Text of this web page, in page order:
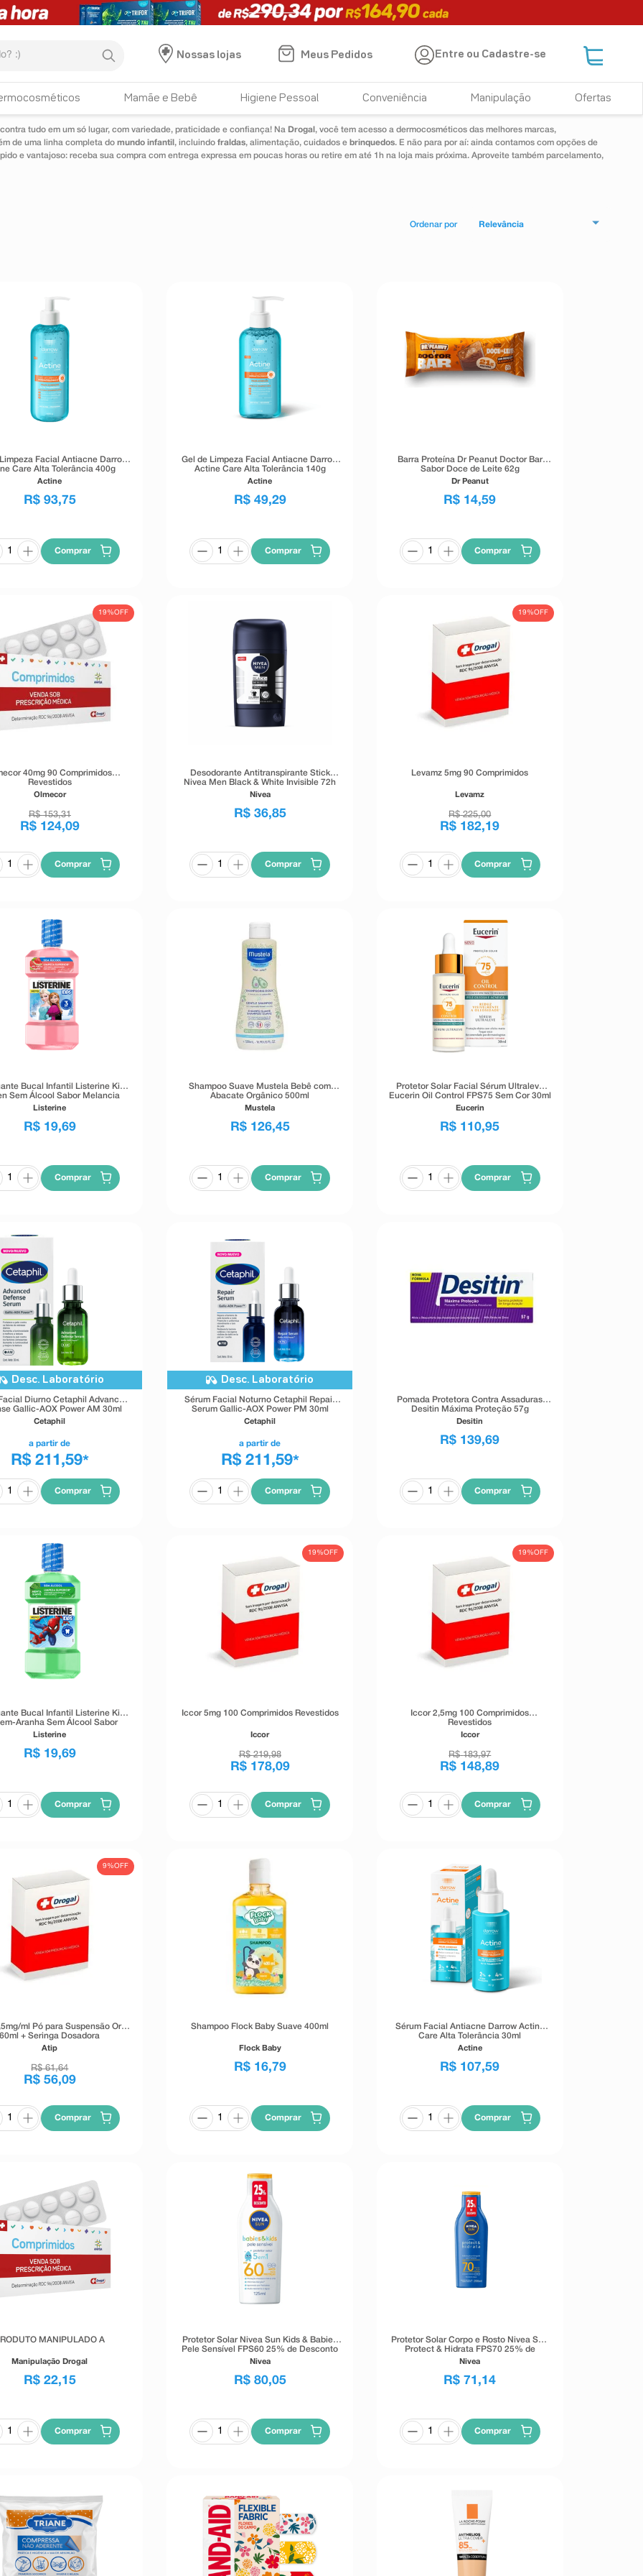
HISTÓRICO DE BUSCAS
pampaers
Nossas lojas Meus Pedidos Entre ou Cadastre-se
Mamãe e Bebê Higiene Pessoal Conveniência Manipulação Ofertas
tudo em um só lugar, com variedade, praticidade e confiança! Na Drogal , você tem acesso a dermocosméticos das melhores marcas,
de uma linha completa do mundo infantil , incluindo fraldas, alimentação, cuidados e brinquedos. E não para por aí: ainda contamos com opções de
e vantajoso: receba sua compra com entrega expressa em poucas horas ou retire em até 1h na loja mais próxima. Aproveite também parcelamento,
Relevância
Facial Antiacne Darrow
Care Alta Tolerância 400g
Actine
R$ 93,75
Comprar
Gel de Limpeza Facial Antiacne Darrow
Actine Care Alta Tolerância 140g
Actine
R$ 49,29
Comprar
Barra Proteína Dr Peanut Doctor Bar
Sabor Doce de Leite 62g
Dr Peanut
R$ 14,59
Comprar
19%OFF
40mg 90 Comprimidos
Revestidos
Olmecor
R$ 153,31
R$ 124,09
Comprar
Desodorante Antitranspirante Stick
Nivea Men Black & White Invisible 72h
54g
Nivea
R$ 36,85
Comprar
19%OFF
Levamz 5mg 90 Comprimidos
Levamz
R$ 225,00
R$ 182,19
Comprar
Bucal Infantil Listerine Kids
Sem Álcool Sabor Melancia
Suave 250ml
Listerine
R$ 19,69
Comprar
Shampoo Suave Mustela Bebê com
Abacate Orgânico 500ml
Mustela
R$ 126,45
Comprar
Protetor Solar Facial Sérum Ultraleve
Eucerin Oil Control FPS75 Sem Cor 30ml
Eucerin
R$ 110,95
Comprar
Desc. Laboratório
Diurno Cetaphil Advanced
Gallic-AOX Power AM 30ml
Cetaphil
a partir de
R$ 211,59*
Comprar
Desc. Laboratório
Sérum Facial Noturno Cetaphil Repair
Serum Gallic-AOX Power PM 30ml
Cetaphil
a partir de
R$ 211,59*
Comprar
Pomada Protetora Contra Assaduras
Desitin Máxima Proteção 57g
Desitin
R$ 139,69
Comprar
Bucal Infantil Listerine Kids
Aranha Sem Álcool Sabor
Menta Suave 250ml
Listerine
R$ 19,69
Comprar
19%OFF
Iccor 5mg 100 Comprimidos Revestidos
Iccor
R$ 219,98
R$ 178,09
Comprar
19%OFF
Iccor 2,5mg 100 Comprimidos
Revestidos
Iccor
R$ 183,97
R$ 148,89
Comprar
9%OFF
ml Pó para Suspensão Oral
60ml + Seringa Dosadora
Atip
R$ 61,64
R$ 56,09
Comprar
Shampoo Flock Baby Suave 400ml
Flock Baby
R$ 16,79
Comprar
Sérum Facial Antiacne Darrow Actine
Care Alta Tolerância 30ml
Actine
R$ 107,59
Comprar
MANIPULADO A
Manipulação Drogal
R$ 22,15
Comprar
Protetor Solar Nivea Sun Kids & Babies
Pele Sensível FPS60 25% de Desconto
125ml
Nivea
R$ 80,05
Comprar
Protetor Solar Corpo e Rosto Nivea Sun
Protect & Hidrata FPS70 25% de
Desconto 200ml
Nivea
R$ 71 ,14
Comprar